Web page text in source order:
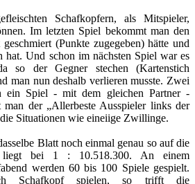
Schafkopfern, als Mitspieler,
Im letzten Spiel bekommt man den
(Punkte zugegeben) hätte und
hat. Und schon im nächsten Spiel war es
so der Gegner stechen (Kartenstich
man nun deshalb verlieren musste. Zwei
ein Spiel - mit dem gleichen Partner -
man der „Allerbeste Ausspieler links der
Situationen wie eineiige Zwillinge.
Blatt noch einmal genau so auf die
liegt bei 1 : 10.518.300. An einem
werden 60 bis 100 Spiele gespielt.
Schafkopf spielen, so trifft die